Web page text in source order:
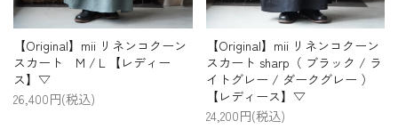
【Original】mii リネンコクーン
スカート M /Ｌ【レディー
ス】▽
26,400円(税込)
【Original】mii リネンコクーン
スカート sharp（ ブラック / ラ
イトグレー / ダークグレー ）
【レディース】▽
24,200円(税込)